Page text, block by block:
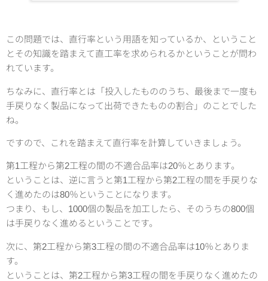
この問題では、直行率という用語を知っているか、ということ
とその知識を踏まえて直工率を求められるかということが問わ
れています。
ちなみに、直行率とは「投入したもののうち、最後まで一度も
手戻りなく製品になって出荷できたものの割合」のことでした
ね。
ですので、これを踏まえて直行率を計算していきましょう。
第1工程から第2工程の間の不適合品率は20％とあります。
ということは、逆に言うと第1工程から第2工程の間を手戻りな
く進めたのは80％ということになります。
つまり、もし、1000個の製品を加工したら、そのうちの800個
は手戻りなく進めるということです。
次に、第2工程から第3工程の間の不適合品率は10％とありま
す。
ということは、第2工程から第3工程の間を手戻りなく進めたの